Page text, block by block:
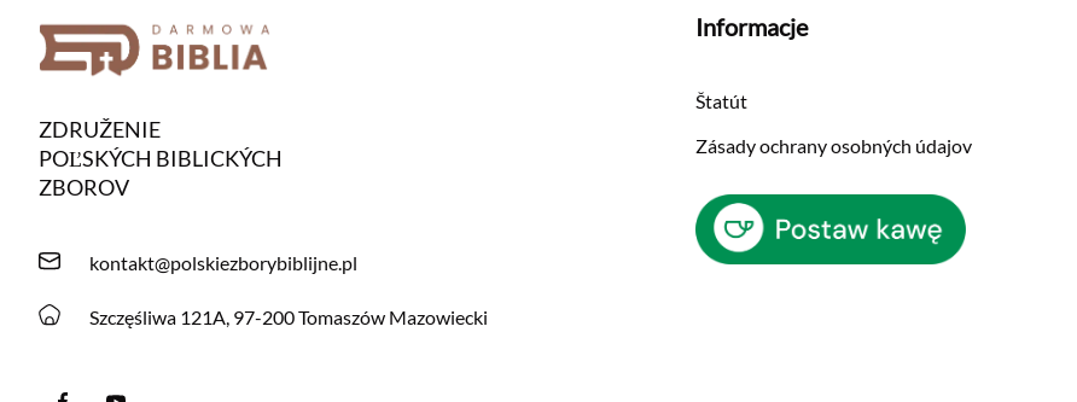
ZDRUŽENIE
POĽSKÝCH BIBLICKÝCH
ZBOROV
kontakt@polskiezborybiblijne.pl
Szczęśliwa 121A, 97-200 Tomaszów Mazowiecki
Informacje
Štatút
Zásady ochrany osobných údajov